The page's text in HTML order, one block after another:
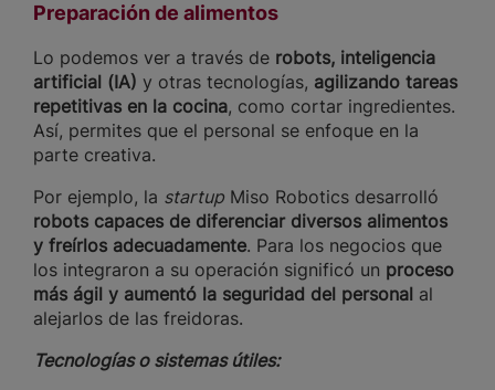
Preparación de alimentos
Lo podemos ver a través de robots, inteligencia
artificial (IA) y otras tecnologías, agilizando tareas
repetitivas en la cocina, como cortar ingredientes.
Así, permites que el personal se enfoque en la
parte creativa.
Por ejemplo, la startup Miso Robotics desarrolló
robots capaces de diferenciar diversos alimentos
y freírlos adecuadamente. Para los negocios que
los integraron a su operación significó un proceso
más ágil y aumentó la seguridad del personal al
alejarlos de las freidoras.
Tecnologías o sistemas útiles: